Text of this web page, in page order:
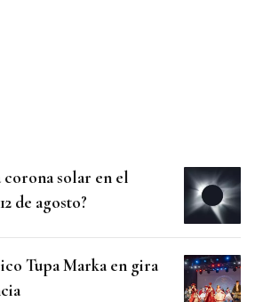
corona solar en el
de agosto?
Tupa Marka en gira